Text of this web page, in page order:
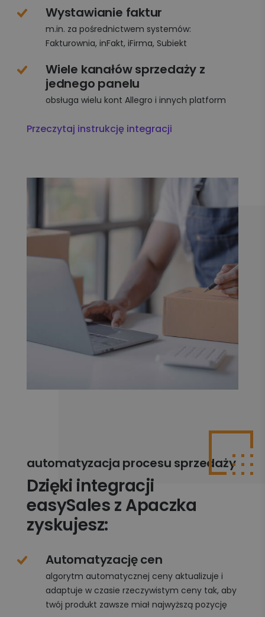
Wystawianie faktur
m.in. za pośrednictwem systemów:
Fakturownia, inFakt, iFirma, Subiekt
Wiele kanałów sprzedaży z
jednego panelu
obsługa wielu kont Allegro i innych platform
Przeczytaj instrukcję integracji
automatyzacja procesu sprzedaży
Dzięki integracji
easySales z Apaczka
zyskujesz:
Automatyzację cen
algorytm automatycznej ceny aktualizuje i
adaptuje w czasie rzeczywistym ceny tak, aby
twój produkt zawsze miał najwyższą pozycję